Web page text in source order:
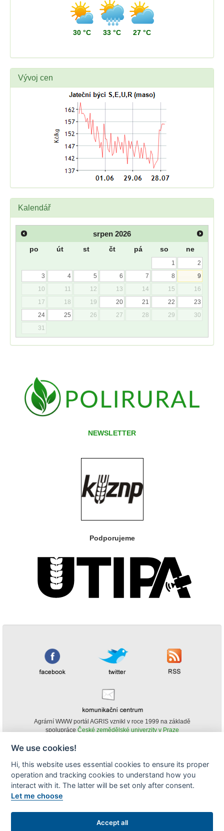
30 °C 33 °C 27 °C
Vývoj cen
Kalendář
srpen 2026
po út st čt pá so ne
1
2
3
4 5 6 7 8
9
10
11 12 13 14 15
16
17
18 19 20 21 22
23
24
25 26 27 28 29
30
31
NEWSLETTER
Podporujeme
Agrární WWW portál AGRIS vznikl v roce 1999 na základě
spolupráce České zemědělské univerzity v Praze
obsahu agrárního WWW portálu AGRIS je možné
(pokud není uvedeno jinak) pouze za podmínky uvedení zdroje v podobě
www.agris.cz a data publikace v AGRISu.
We use cookies!
Hi, this website uses essential cookies to ensure its proper
operation and tracking cookies to understand how you
interact with it. The latter will be set only after consent.
Let me choose
Accept all